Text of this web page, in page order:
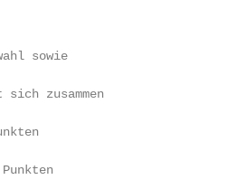
sowie
zusammen